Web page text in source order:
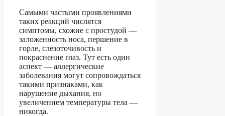
Самыми частыми проявлениями
таких реакций числятся
симптомы, схожие с простудой —
заложенность носа, першение в
горле, слезоточивость и
покраснение глаз. Тут есть один
аспект — аллергические
заболевания могут сопровождаться
такими признаками, как
нарушение дыхания, но
увеличением температуры тела —
никогда.